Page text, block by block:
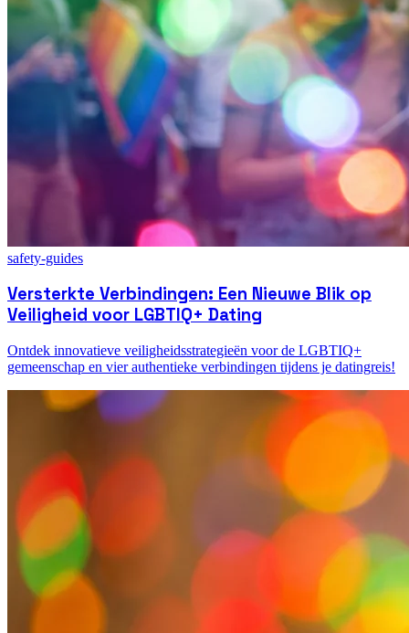
safety-guides
Versterkte Verbindingen: Een Nieuwe Blik op
Veiligheid voor LGBTIQ+ Dating
Ontdek innovatieve veiligheidsstrategieën voor de LGBTIQ+
gemeenschap en vier authentieke verbindingen tijdens je datingreis!